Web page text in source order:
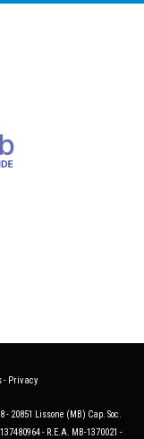
- Privacy
20851 Lissone (MB) Cap. Soc.
- R.E.A. MB-1370021 -